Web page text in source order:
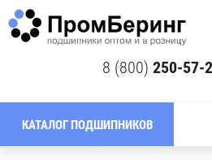
8 (800) 250-57-
КАТАЛОГ ПОДШИПНИКОВ